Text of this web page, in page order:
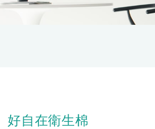
好自在衛生棉